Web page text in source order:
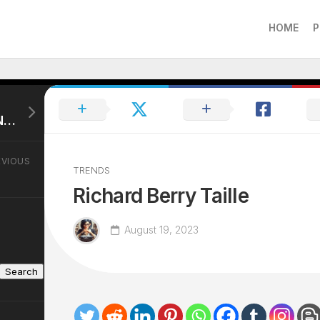
HOME
TRENDS
Richard Berry Taille
August 19, 2023
Qui Est Qui Marie Ange Nardi
Search